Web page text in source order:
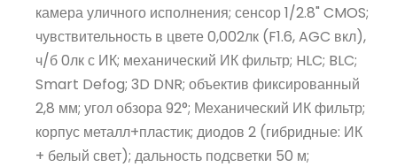
КАТАЛОГ PDF 2025
БЛОГ
камера уличного исполнения; сенсор 1/2.8" CMOS;
чувствительность в цвете 0,002лк (F1.6, AGC вкл),
ч/б 0лк с ИК; механический ИК фильтр; HLC; BLC;
Smart Defog; 3D DNR; объектив фиксированный
2,8 мм; угол обзора 92°; Механический ИК фильтр;
корпус металл+пластик; диодов 2 (гибридные: ИК
+ белый свет); дальность подсветки 50 м;